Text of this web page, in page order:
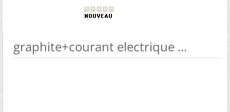
graphite+courant electrique ...